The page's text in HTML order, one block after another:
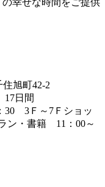
旭町42-2
日間
30 3Ｆ～7Ｆショッ
ン・書籍 11：00～